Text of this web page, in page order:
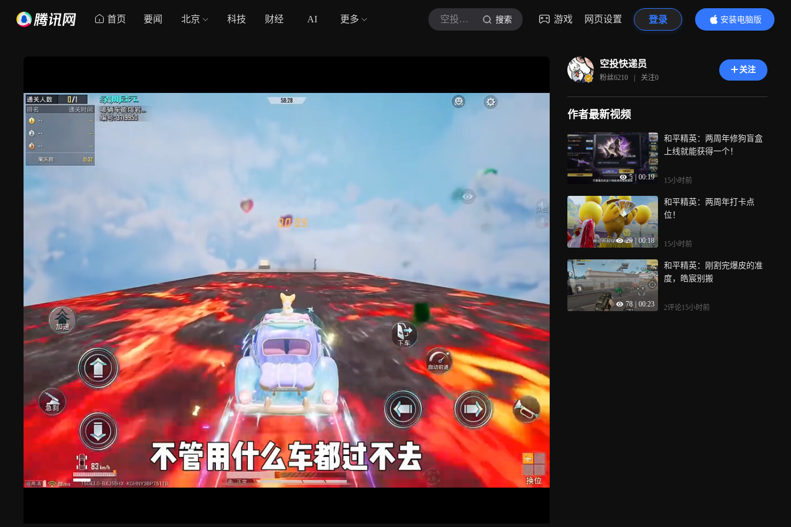
首页 要闻 北京 科技 财经 AI 更多 空投快递员 搜索 游戏 网页设置 登录
安装电脑版
内容更精彩
空投快递员
粉丝6210 | 关注0
关注
作者最新视频
5 00:19
和平精英：两周年修狗盲盒
上线就能获得一个！
15小时前
29 00:18
和平精英：两周年打卡点
位！
15小时前
78 00:23
和平精英：刚割完爆皮的准
度，皓宸别搬
2评论15小时前